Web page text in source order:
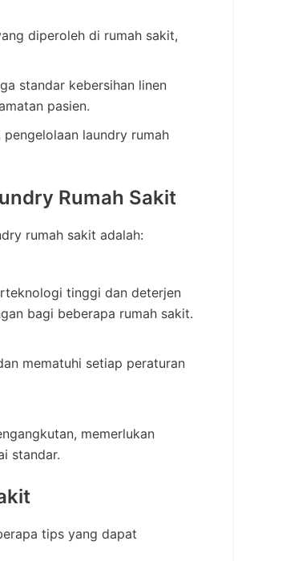
diperoleh di rumah sakit,
standar kebersihan linen
pasien.
laundry rumah
Rumah Sakit
rumah sakit adalah:
tinggi dan deterjen
bagi beberapa rumah sakit.
mematuhi setiap peraturan
memerlukan
standar.
tips yang dapat